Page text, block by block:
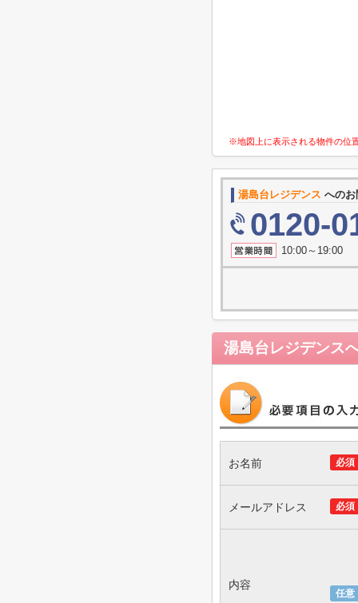
※地図上に表示される物件の位
湯島台レジデンス への
0120-
10:00～19:00
湯島台レジデンス
必須
お名前
必須
メールアドレス
任意
内容